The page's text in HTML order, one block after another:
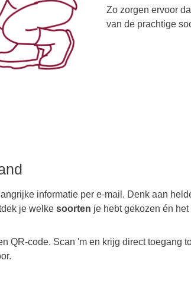
Zo zorgen ervoor
van de prachtige
informatie per e-mail. Denk aan
je welke soorten je hebt gekozen én
QR-code. Scan 'm en krijg direct toegang